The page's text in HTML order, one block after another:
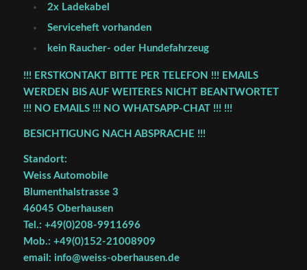
2x Ladekabel
Serviceheft vorhanden
kein Raucher- oder Hundefahrzeug
!!! ERSTKONTAKT BITTE PER TELEFON !!! EMAILS
WERDEN BIS AUF WEITERES NICHT BEANTWORTET
!!! NO EMAILS !!! NO WHATSAPP-CHAT !!! !!!
BESICHTIGUNG NACH ABSPRACHE !!!
Standort:
Weiss Automobile
Blumenthalstrasse 3
46045 Oberhausen
Tel.: +49(0)208-9911696
Mob.: +49(0)152-21008909
email: info@weiss-oberhausen.de